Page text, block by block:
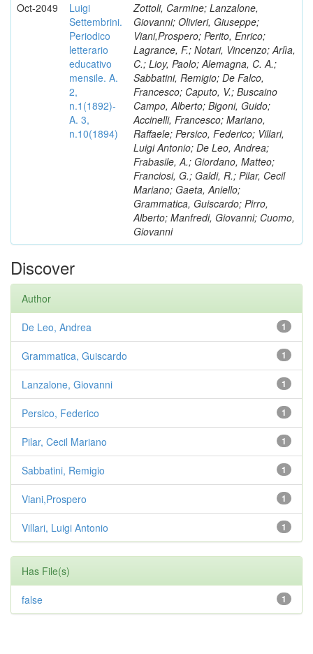
Oct-2049
Luigi
Settembrini.
Periodico
letterario
educativo
mensile. A.
2,
n.1(1892)-
A. 3,
n.10(1894)
Zottoli, Carmine; Lanzalone,
Giovanni; Olivieri, Giuseppe;
Viani,Prospero; Perito, Enrico;
Lagrance, F.; Notari, Vincenzo; Arlìa,
C.; Lioy, Paolo; Alemagna, C. A.;
Sabbatini, Remigio; De Falco,
Francesco; Caputo, V.; Buscaino
Campo, Alberto; Bigoni, Guido;
Accinelli, Francesco; Mariano,
Raffaele; Persico, Federico; Villari,
Luigi Antonio; De Leo, Andrea;
Frabasile, A.; Giordano, Matteo;
Franciosi, G.; Galdi, R.; Pilar, Cecil
Mariano; Gaeta, Aniello;
Grammatica, Guiscardo; Pirro,
Alberto; Manfredi, Giovanni; Cuomo,
Giovanni
Discover
Author
1
De Leo, Andrea
1
Grammatica, Guiscardo
1
Lanzalone, Giovanni
1
Persico, Federico
1
Pilar, Cecil Mariano
1
Sabbatini, Remigio
1
Viani,Prospero
1
Villari, Luigi Antonio
Has File(s)
1
false